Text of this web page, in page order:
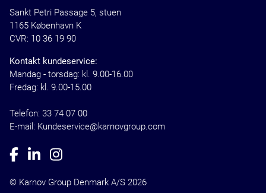
Sankt Petri Passage 5, stuen
1165 København K
CVR: 10 36 19 90
Kontakt kundeservice:
Mandag - torsdag: kl. 9.00-16.00
Fredag: kl. 9.00-15.00
Telefon: 33 74 07 00
E-mail: Kundeservice@karnovgroup.com
© Karnov Group Denmark A/S 2026